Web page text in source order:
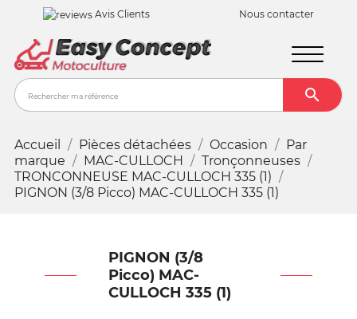
Avis Clients Nous contacter

Accueil Pièces détachées Occasion
Par
marque
MAC-CULLOCH
Tronçonneuses
TRONCONNEUSE MAC-CULLOCH 335 (1)
PIGNON (3/8 Picco) MAC-CULLOCH 335 (1)
PIGNON (3/8
Picco) MAC-
CULLOCH 335 (1)